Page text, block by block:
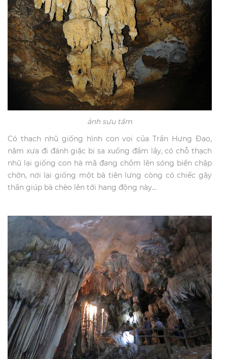
ảnh sưu tầm
Có thạch nhũ giống hình con voi của Trần Hưng Đạo,
năm xưa đi đánh giặc bị sa xuống đầm lầy, có chỗ thạch
nhũ lại giống con hà mã đang chồm lên sóng biển chập
chờn, nơi lại giống một bà tiên lưng còng có chiếc gậy
thần giúp bà chèo lên tới hang động này…